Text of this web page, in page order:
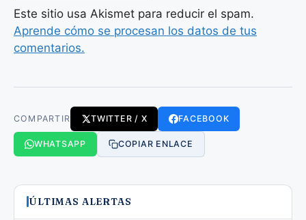
Este sitio usa Akismet para reducir el spam.
Aprende cómo se procesan los datos de tus
comentarios.
COMPARTIR TWITTER / X FACEBOOK
WHATSAPP COPIAR ENLACE
ÚLTIMAS ALERTAS